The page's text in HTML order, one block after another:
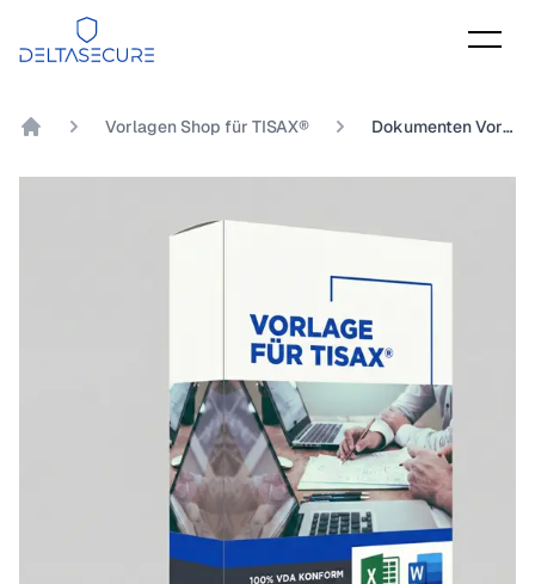
DeltaSecure
Vorlagen Shop für TISAX® Dokumenten Vorlage TISAX® Kapitel 8.2.6 Inwieweit sind Regelungen zur Bildaufzeichnung und zum Umgang mit erstelltem Bildmaterial vorhanden?